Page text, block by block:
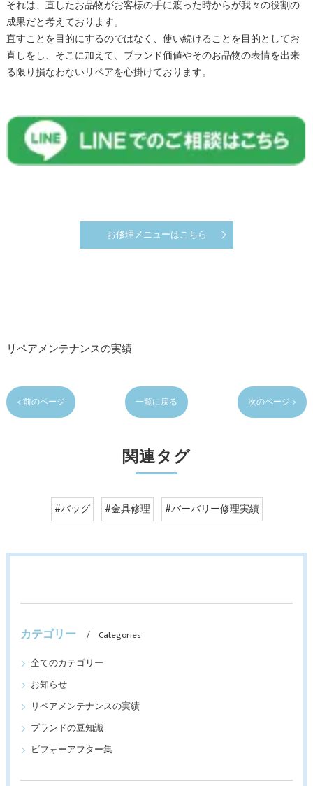
それは、直したお品物がお客様の手に渡った時からが我々の役割の
成果だと考えております。
直すことを目的にするのではなく、使い続けることを目的としてお
直しをし、そこに加えて、ブランド価値やそのお品物の表情を出来
る限り損なわないリペアを心掛けております。
お修理メニューはこちら
リペアメンテナンスの実績
< 前のページ 一覧に戻る 次のページ >
関連タグ
#バッグ #金具修理 #バーバリー修理実績
カテゴリー
Categories
全てのカテゴリー
お知らせ
リペアメンテナンスの実績
ブランドの豆知識
ビフォーアフター集